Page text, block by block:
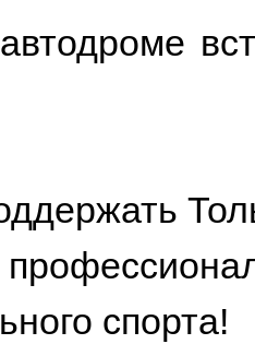
спорта!